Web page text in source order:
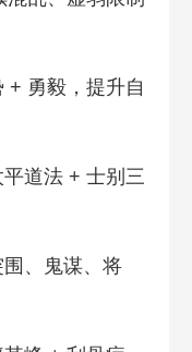
+ 勇毅，提升自
道法 + 士别三
、鬼谋、将